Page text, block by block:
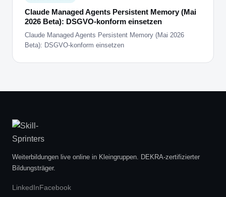
Claude Managed Agents Persistent Memory (Mai
2026 Beta): DSGVO-konform einsetzen
Claude Managed Agents Persistent Memory (Mai 2026
Beta): DSGVO-konform einsetzen
Weiterbildungen live online in Kleingruppen. DEKRA-zertifizierter
Bildungsträger.
LinkedInFacebook